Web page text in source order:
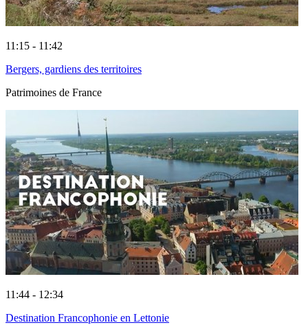
11:15 - 11:42
Bergers, gardiens des territoires
Patrimoines de France
11:44 - 12:34
Destination Francophonie en Lettonie